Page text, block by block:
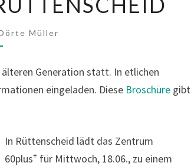
Müller
Generation statt. In etlichen
eingeladen. Diese Broschüre gibt
In Rüttenscheid lädt das Zentrum
60plus+für Mittwoch, 18.06., zu einem